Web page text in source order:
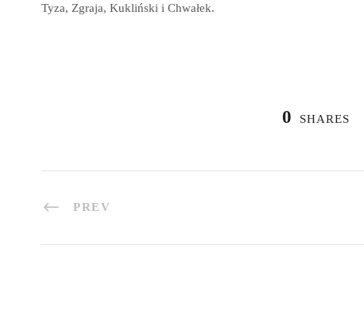
Tyza, Zgraja, Kukliński i Chwałek.
0 SHARES
PREV